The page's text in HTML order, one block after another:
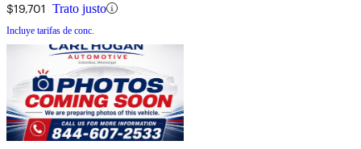
$19,701 Trato justo
Incluye tarifas de conc.